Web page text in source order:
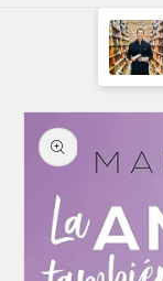
directamente
a la
información
del producto